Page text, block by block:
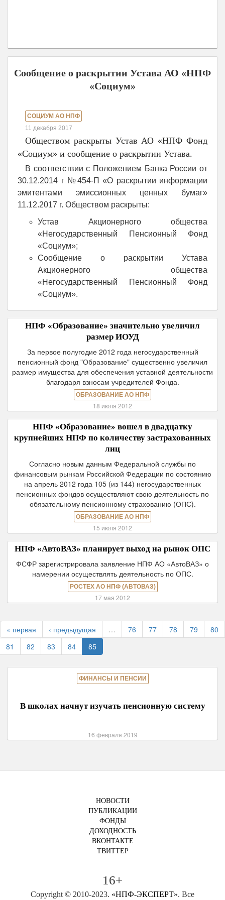
Сообщение о раскрытии Устава АО «НПФ
«Социум»
СОЦИУМ АО НПФ
11 декабря 2017
Обществом раскрыты Устав АО «НПФ Фонд
«Социум» и сообщение о раскрытии Устава.
В соответствии с Положением Банка России от
30.12.2014 г №454-П «О раскрытии информации
эмитентами эмиссионных ценных бумаг»
11.12.2017 г. Обществом раскрыты:
Устав Акционерного общества
«Негосударственный Пенсионный Фонд
«Социум»;
Сообщение о раскрытии Устава
Акционерного общества
«Негосударственный Пенсионный Фонд
«Социум».
НПФ «Образование» значительно увеличил
размер ИОУД
За первое полугодие 2012 года негосударственный
пенсионный фонд "Образование" существенно увеличил
размер имущества для обеспечения уставной деятельности
благодаря взносам учредителей Фонда.
ОБРАЗОВАНИЕ АО НПФ
18 июля 2012
НПФ «Образование» вошел в двадцатку
крупнейших НПФ по количеству застрахованных
лиц
Согласно новым данным Федеральной службы по
финансовым рынкам Российской Федерации по состоянию
на апрель 2012 года 105 (из 144) негосударственных
пенсионных фондов осуществляют свою деятельность по
обязательному пенсионному страхованию (ОПС).
ОБРАЗОВАНИЕ АО НПФ
15 июля 2012
НПФ «АвтоВАЗ» планирует выход на рынок ОПС
ФСФР зарегистрировала заявление НПФ АО «АвтоВАЗ» о
намерении осуществлять деятельность по ОПС.
РОСТЕХ АО НПФ (АВТОВАЗ)
17 мая 2012
« первая ‹ предыдущая … 76 77 78 79
80
81
82 83 84 85
ФИНАНСЫ И ПЕНСИИ
В школах начнут изучать пенсионную систему
16 февраля 2019
НОВОСТИ
ПУБЛИКАЦИИ
ФОНДЫ
ДОХОДНОСТЬ
ВКОНТАКТЕ
ТВИТТЕР
16+
Copyright © 2010-2023. «НПФ-ЭКСПЕРТ». Все